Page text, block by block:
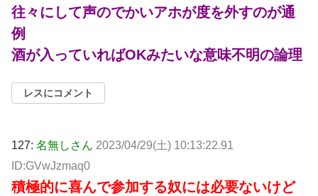
往々にして声のでかいアホが度を外すのが通
例
酒が入っていればOKみたいな意味不明の論理
レスにコメント
127: 名無しさん 2023/04/29(土) 10:13:22.91
ID:GVwJzmaq0
積極的に喜んで参加する奴には必要ないけど